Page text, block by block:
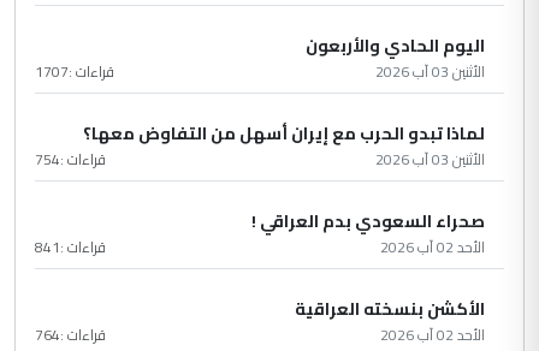
اليوم الحادي والأربعون
الأثنين 03 آب 2026 قراءات :1707
لماذا تبدو الحرب مع إيران أسهل من التفاوض معها؟
الأثنين 03 آب 2026 قراءات :754
صحراء السعودي بدم العراقي !
الأحد 02 آب 2026 قراءات :841
الأكشن بنسخته العراقية
الأحد 02 آب 2026 قراءات :764